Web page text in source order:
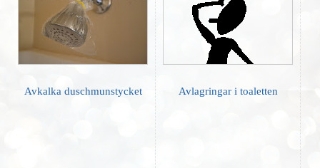
Avkalka duschmunstycket Avlagringar i toaletten